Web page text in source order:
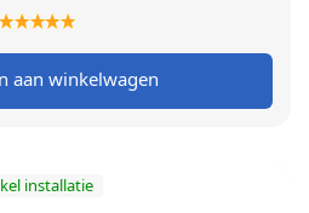
prijs was:
€ 199,00.€ 149,00.
aan winkelwagen
installatie